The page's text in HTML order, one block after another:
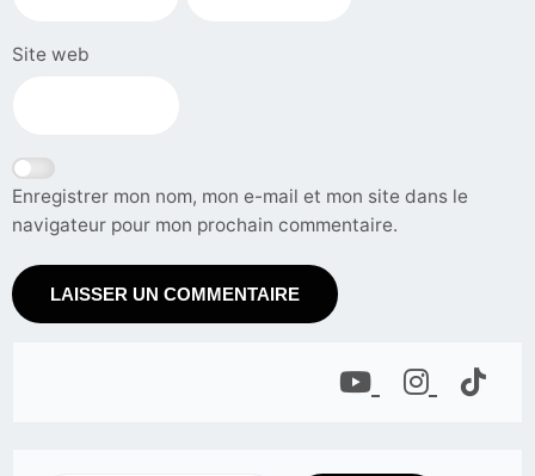
Site web
Enregistrer mon nom, mon e-mail et mon site dans le
navigateur pour mon prochain commentaire.